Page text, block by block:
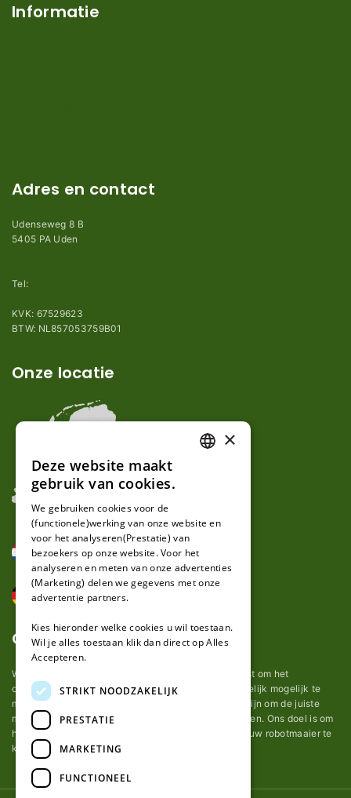
Informatie
Adres en contact
Udenseweg 8 B
5405 PA Uden
Tel:
KVK: 67529623
BTW: NL857053759B01
Onze locatie
Over ons
Wij van robotmaaier-mesjes.nl doen ons uiterste best om het
onderhoud van robot grasmaaier mesjes zo gemakkelijk mogelijk te
maken. Uit ervaring merkten we hoe lastig het kan zijn om de juiste
messen voor een automatische grasmachine te vinden. Ons doel is om
het u makkelijk te maken om de goede mesjes voor uw robotmaaier te
kopen.
GERMAN
×
Deze website maakt
gebruik van cookies.
We gebruiken cookies voor de
(functionele)werking van onze website en
voor het analyseren(Prestatie) van
bezoekers op onze website. Voor het
analyseren en meten van onze advertenties
(Marketing) delen we gegevens met onze
advertentie partners.
Kies hieronder welke cookies u wil toestaan.
Wil je alles toestaan klik dan direct op Alles
Accepteren.
STRIKT NOODZAKELIJK
PRESTATIE
MARKETING
FUNCTIONEEL